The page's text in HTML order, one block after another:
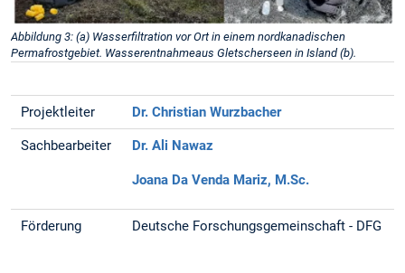
Abbildung 3: (a) Wasserfiltration vor Ort in einem nordkanadischen
Permafrostgebiet. Wasserentnahmeaus Gletscherseen in Island (b).
Projektleiter Dr. Christian Wurzbacher
Sachbearbeiter Dr. Ali Nawaz
Joana Da Venda Mariz, M.Sc.
Förderung Deutsche Forschungsgemeinschaft - DFG